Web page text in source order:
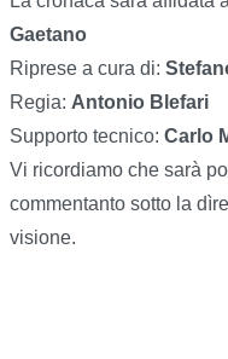
Gaetano
Riprese a cura di:
Regia: Antonio Blefari
Supporto tecnico: Carlo
Vi ricordiamo che sarà
commentanto sotto la
visione.